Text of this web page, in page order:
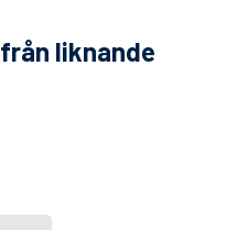
liknande